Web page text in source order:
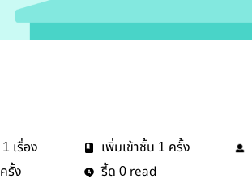
1 เรื่อง เพิ่มเข้าชั้น 1 ครั้ง
ครั้ง รี้ด 0 read